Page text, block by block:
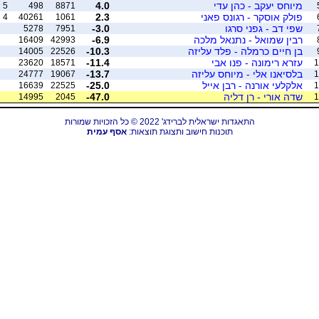
מיוחס יעקב - כהן עדי 4.0
8871
498
5
פולק אוסקר - רגונס פאני 2.3
1061
40261
4
שפי דב - גפני סרגו -3.0
7951
5278
רבין שמואל - נתנאל מלכה -6.9
42993
16409
בן חיים כרמלה - פלד עליזה -10.3
22526
14005
עזרא רימונה - פנו אבי -11.4
18571
23620
בלסיאנו אלי - מיוחס עליזה -13.7
19067
24777
אלקלעי אורנה - רבן אייל -25.0
22525
16639
שדה אורי - רן דליה -47.0
2045
14995
התאגדות ישראלית לברידג' 2022 © כל הזכויות שמורות
תוכנות חישוב ותצוגת תוצאות:אסף עמית